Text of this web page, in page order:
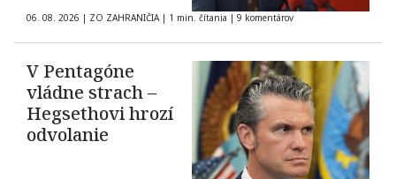
06. 08. 2026 | ZO ZAHRANIČIA | 1 min. čítania | 9 komentárov
V Pentagóne
vládne strach –
Hegsethovi hrozí
odvolanie